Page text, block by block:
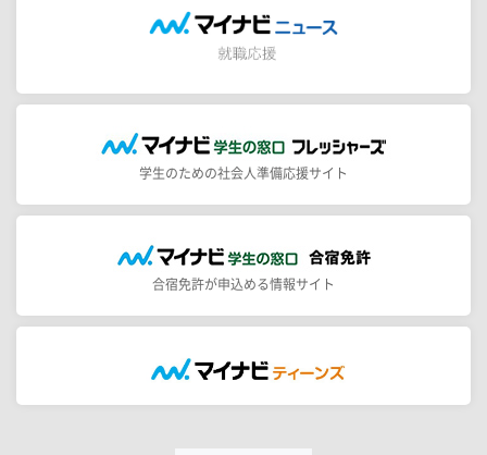
学生のための社会人準備応援サイト
合宿免許が申込める情報サイト